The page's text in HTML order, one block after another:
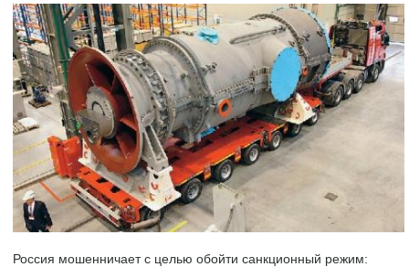
Россия мошенничает с целью обойти санкционный режим: